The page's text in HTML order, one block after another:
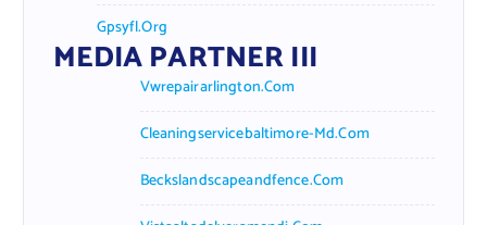
Gpsyfl.org
MEDIA PARTNER III
Vwrepairarlington.com
Cleaningservicebaltimore-Md.com
Beckslandscapeandfence.com